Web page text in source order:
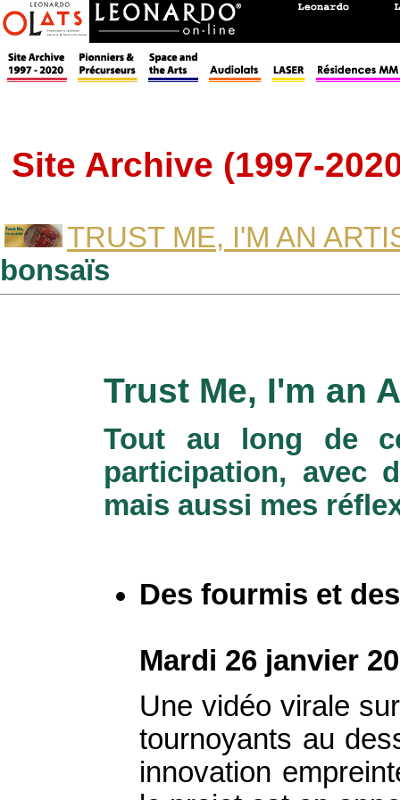
Site Archive (1997-
TRUST ME, I'M AN
bonsaïs
Trust Me, I'm an
Tout au long de
participation, avec
mais aussi mes
Des fourmis et
Mardi 26 janvier
Une vidéo virale
tournoyants au
innovation